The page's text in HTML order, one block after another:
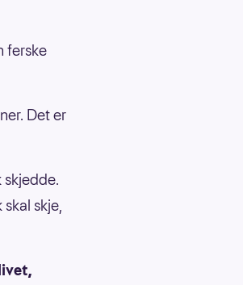
ferske
Det er
skje,